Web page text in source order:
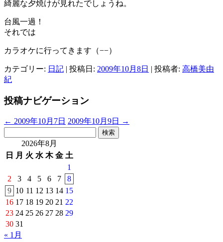
綺麗な夕焼けが見れたでしょうね。
台風一過！
それでは
カラオケに行ってきます（−−）
カテゴリー: 日記 | 投稿日: 2009年10月8日 | 投稿者: 高橋美由
紀
投稿ナビゲーション
← 2009年10月7日 2009年10月9日
→
2026年8月
日
月 火 水 木 金 土
1
2
3 4 5 6 7
8
9 10 11 12 13 14 15
16 17 18 19 20 21 22
23 24 25 26 27 28 29
30 31
« 1月